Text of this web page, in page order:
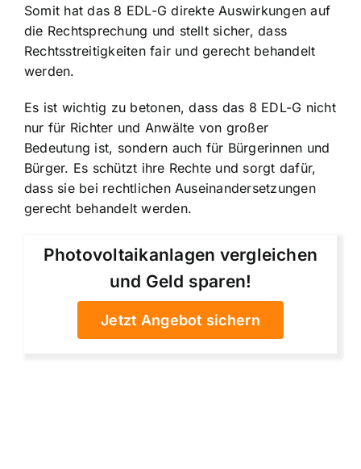
Somit hat das 8 EDL-G direkte Auswirkungen auf
die Rechtsprechung und stellt sicher, dass
Rechtsstreitigkeiten fair und gerecht behandelt
werden.
Es ist wichtig zu betonen, dass das 8 EDL-G nicht
nur für Richter und Anwälte von großer
Bedeutung ist, sondern auch für Bürgerinnen und
Bürger. Es schützt ihre Rechte und sorgt dafür,
dass sie bei rechtlichen Auseinandersetzungen
gerecht behandelt werden.
Photovoltaikanlagen vergleichen
und Geld sparen!
Jetzt Angebot sichern